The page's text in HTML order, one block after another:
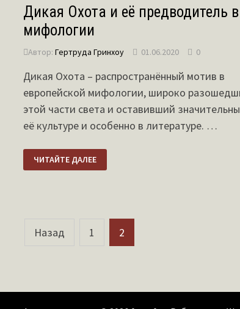
Дикая Охота и её предводитель в
мифологии
Автор:Гертруда Гринхоу 01.06.2020 0
Дикая Охота – распространённый мотив в
европейской мифологии, широко
этой части света и оставивший
её культуре и особенно в литературе. …
ДИКАЯ
ОХОТА
И
ЧИТАЙТЕ ДАЛЕЕ
Пагинация
Назад 1 2